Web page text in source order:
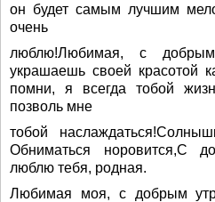
он будет самым лучшим
очень
люблю!Любимая, с
украшаешь своей красотой
помни, я всегда тобой
позволь мне
тобой
Обниматься норовится,С
люблю тебя, родная.
Любимая моя, с добрым